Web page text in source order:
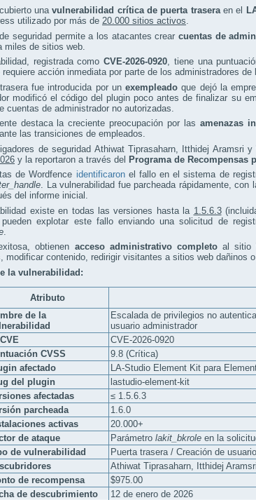
unavulnerabilidad crítica de puerta traseraen el
utilizado por más de 20.000 sitios activos.
seguridad permite a los atacantes crear cuentas de
miles de sitios web.
registrada comoCVE-2026-0920, tiene una
acción inmediata por parte de los administradores de
trasera fue introducida por unexempleado que dejó la
modificó el código del plugin poco antes de finalizar su
cuentas de administrador no autorizadas.
destaca la creciente preocupación por las amenazas
las transiciones de empleados.
de seguridad Athiwat Tiprasaharn, Itthidej Aramsri
y la reportaron a través del Programa de Recompensas
de Wordfence identificaronel fallo en el sistema de
. La vulnerabilidad fue parcheada rápidamente, con
del informe inicial.
existe en todas las versiones hasta la 1.5.6.3
explotar este fallo enviando una solicitud de
obtienen acceso administrativo completoal sitio
modificar contenido, redirigir visitantes a sitios web dañinos
la vulnerabilidad:
Atributo
de la
Escalada de privilegios no
usuario administrador
CVE
CVE-2026-0920
CVSS
9.8 (Crítica)
afectado
LA-Studio Element Kit para
del plugin
lastudio-element-kit
afectadas
≤ 1.5.6.3
parcheada
1.6.0
activas
20.000+
de ataque
Parámetro lakit_bkrole en la
de vulnerabilidad
Puerta trasera / Creación de
Athiwat Tiprasaharn, Itthidej
de recompensa
$975.00
de descubrimiento
12 de enero de 2026